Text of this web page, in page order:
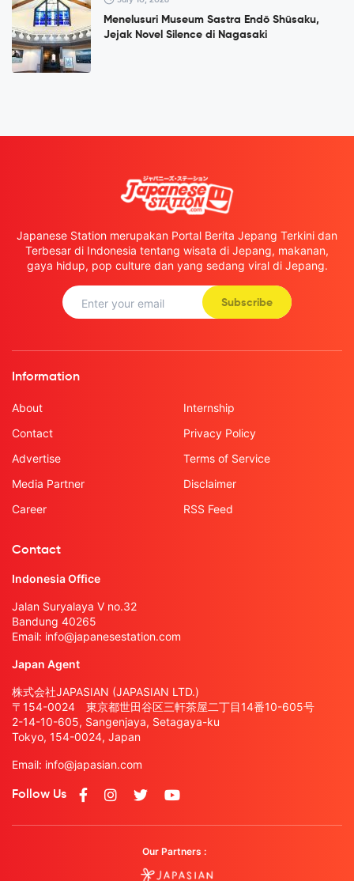
Menelusuri Museum Sastra Endō Shūsaku,
Jejak Novel Silence di Nagasaki
Japanese Station merupakan Portal Berita Jepang Terkini dan
Terbesar di Indonesia tentang wisata di Jepang, makanan,
gaya hidup, pop culture dan yang sedang viral di Jepang.
Subscribe
Information
About
Contact
Advertise
Media Partner
Career
Internship
Privacy Policy
Terms of Service
Disclaimer
RSS Feed
Contact
Indonesia Office
Jalan Suryalaya V no.32
Bandung 40265
Email: info@japanesestation.com
Japan Agent
株式会社JAPASIAN (JAPASIAN LTD.)
〒154-0024 東京都世田谷区三軒茶屋二丁目14番10-605号
2-14-10-605, Sangenjaya, Setagaya-ku
Tokyo, 154-0024, Japan
Email: info@japasian.com
Follow Us
Our Partners :